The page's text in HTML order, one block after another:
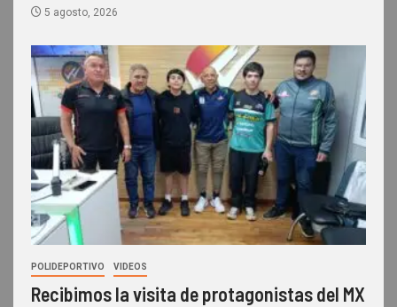
5 agosto, 2026
POLIDEPORTIVO VIDEOS
Recibimos la visita de protagonistas del MX